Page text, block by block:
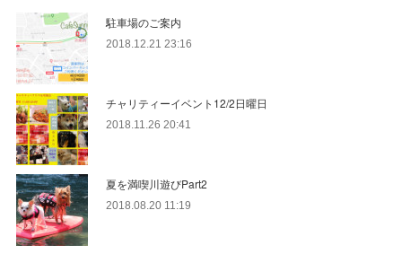
駐車場のご案内
2018.12.21 23:16
チャリティーイベント12/2日曜日
2018.11.26 20:41
夏を満喫川遊びPart2
2018.08.20 11:19